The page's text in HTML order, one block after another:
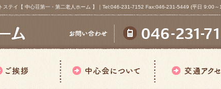
ステイ【 中心荘第一・第二老人ホーム 】｜Tel:046-231-7152 Fax:046-231-5449 (平日 9:00